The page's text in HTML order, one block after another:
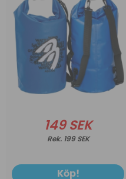
149 SEK
199 SEK
Köp!